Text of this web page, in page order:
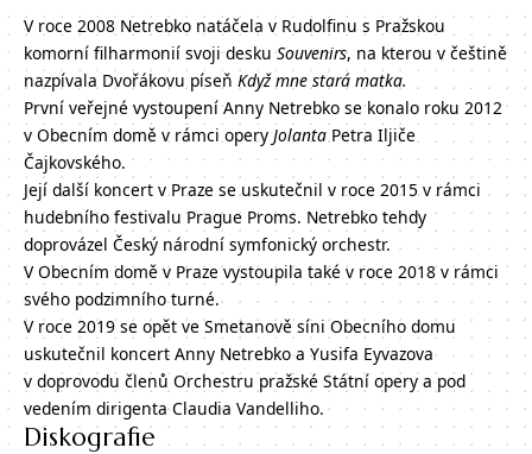
V roce 2008 Netrebko natáčela v Rudolfinu s Pražskou
komorní filharmonií svoji deskuSouvenirs, na kterou v češtině
nazpívala Dvořákovu píseň Když mne stará matka.
První veřejné vystoupení Anny Netrebko se konalo roku 2012
v Obecním domě v rámci opery Jolanta Petra Iljiče
Čajkovského.
Její další koncert v Praze se uskutečnil v roce 2015 v rámci
hudebního festivalu Prague Proms. Netrebko tehdy
doprovázel Český národní symfonický orchestr.
V Obecním domě v Praze vystoupila také v roce 2018 v rámci
svého podzimního turné.
V roce 2019 se opět ve Smetanově síni Obecního domu
uskutečnil koncert Anny Netrebko a Yusifa Eyvazova
v doprovodu členů Orchestru pražské Státní opery a pod
vedením dirigenta Claudia Vandelliho.
Diskografie